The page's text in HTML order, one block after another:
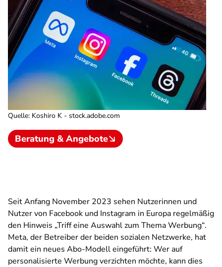
Quelle: Koshiro K - stock.adobe.com
Beratung & Angebote
Seit Anfang November 2023 sehen Nutzerinnen und
Nutzer von Facebook und Instagram in Europa regelmäßig
den Hinweis „Triff eine Auswahl zum Thema Werbung“.
Meta, der Betreiber der beiden sozialen Netzwerke, hat
damit ein neues Abo-Modell eingeführt: Wer auf
personalisierte Werbung verzichten möchte, kann dies